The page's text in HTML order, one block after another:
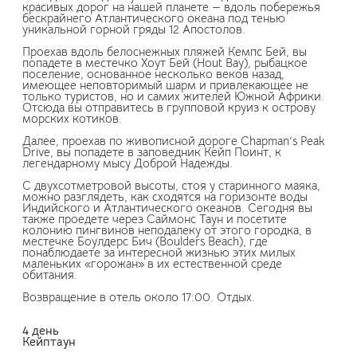
красивых дорог на нашей планете — вдоль побережья
бескрайнего Атлантического океана под тенью
уникальной горной гряды 12 Апостолов.
Проехав вдоль белоснежных пляжей Кемпс Бей, вы
попадете в местечко Хоут Бей (Hout Bay), рыбацкое
поселение, основанное несколько веков назад,
имеющее неповторимый шарм и привлекающее не
только туристов, но и самих жителей Южной Африки.
Отсюда вы отправитесь в групповой круиз к острову
морских котиков.
Далее, проехав по живописной дороге Chapman’s Peak
Drive, вы попадете в заповедник Кейп Поинт, к
легендарному мысу Доброй Надежды.
С двухсотметровой высоты, стоя у старинного маяка,
можно разглядеть, как сходятся на горизонте воды
Индийского и Атлантического океанов. Сегодня вы
также проедете через Саймонс Таун и посетите
колонию пингвинов неподалеку от этого городка, в
местечке Боулдерс Бич (Boulders Beach), где
понаблюдаете за интересной жизнью этих милых
маленьких «горожан» в их естественной среде
обитания.
Возвращение в отель около 17:00. Отдых.
4 день
Кейптаун